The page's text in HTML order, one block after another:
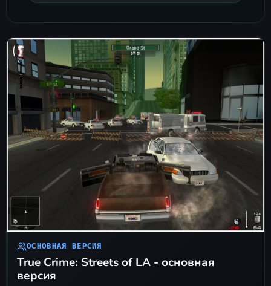
В главном меню проследуйте по
пути:Новая игра-Мультиплеер
ВыберитеСеть LAN илиИнтернет
зависимости от вашего способа
подключения.
НажмитеСоздать сервери
настройте необходимые параметры
будущей игры.
Дождитесь подключения всех
участников, подтверждения их
готовности и нажимайтеНачать
Как подключиться к игре
Зайдите в меню Новая игра-
ОСНОВНАЯ ВЕРСИЯ
True Crime: Streets of LA - основная
версия